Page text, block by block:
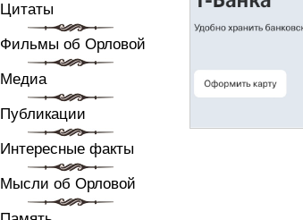
Цитаты
Фильмы об Орловой
Медиа
Публикации
Интересные факты
Мысли об Орловой